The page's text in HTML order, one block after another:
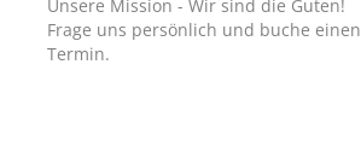
Unsere Mission - Wir sind die Guten!
Frage uns persönlich und buche einen
Termin.